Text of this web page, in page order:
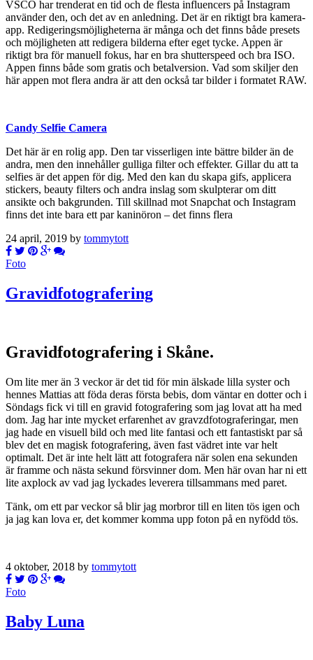
VSCO har trenderat en tid och de flesta influencers på Instagram
använder den, och det av en anledning. Det är en riktigt bra kamera-
app. Redigeringsmöjligheterna är många och det finns både presets
och möjligheten att redigera bilderna efter eget tycke. Appen är
riktigt bra för manuell fokus, har en bra shutterspeed och bra ISO.
Appen finns både som gratis och betalversion. Vad som skiljer den
här appen mot flera andra är att den också tar bilder i formatet RAW.
Candy Selfie Camera
Det här är en rolig app. Den tar visserligen inte bättre bilder än de
andra, men den innehåller gulliga filter och effekter. Gillar du att ta
selfies är det appen för dig. Med den kan du skapa gifs, applicera
stickers, beauty filters och andra inslag som skulpterar om ditt
ansikte och bakgrunden. Till skillnad mot Snapchat och Instagram
finns det inte bara ett par kaninöron – det finns flera
24 april, 2019 by tommytott
Foto
Gravidfotografering
Gravidfotografering i Skåne.
Om lite mer än 3 veckor är det tid för min älskade lilla syster och
hennes Mattias att föda deras första bebis, dom väntar en dotter och i
Söndags fick vi till en gravid fotografering som jag lovat att ha med
dom. Jag har inte mycket erfarenhet av gravzdfotograferingar, men
jag hade en visuell bild och med lite fantasi och ett fantastiskt par så
blev det en magisk fotografering, även fast vädret inte var helt
optimalt. Det är inte helt lätt att fotografera när solen ena sekunden
är framme och nästa sekund försvinner dom. Men här ovan har ni ett
lite axplock av vad jag lyckades leverera tillsammans med paret.
Tänk, om ett par veckor så blir jag morbror till en liten tös igen och
ja jag kan lova er, det kommer komma upp foton på en nyfödd tös.
4 oktober, 2018 by tommytott
Foto
Baby Luna